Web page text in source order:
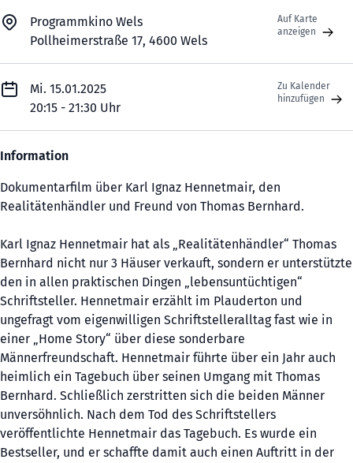
Programmkino Wels
Pollheimerstraße 17, 4600 Wels
Auf Karte
anzeigen
Mi. 15.01.2025
20:15 - 21:30 Uhr
Zu Kalender
hinzufügen
Information
Dokumentarfilm über Karl Ignaz Hennetmair, den
Realitätenhändler und Freund von Thomas Bernhard.
Karl Ignaz Hennetmair hat als „Realitätenhändler“ Thomas
Bernhard nicht nur 3 Häuser verkauft, sondern er unterstützte
den in allen praktischen Dingen „lebensuntüchtigen“
Schriftsteller. Hennetmair erzählt im Plauderton und
ungefragt vom eigenwilligen Schriftstelleralltag fast wie in
einer „Home Story“ über diese sonderbare
Männerfreundschaft. Hennetmair führte über ein Jahr auch
heimlich ein Tagebuch über seinen Umgang mit Thomas
Bernhard. Schließlich zerstritten sich die beiden Männer
unversöhnlich. Nach dem Tod des Schriftstellers
veröffentlichte Hennetmair das Tagebuch. Es wurde ein
Bestseller, und er schaffte damit auch einen Auftritt in der